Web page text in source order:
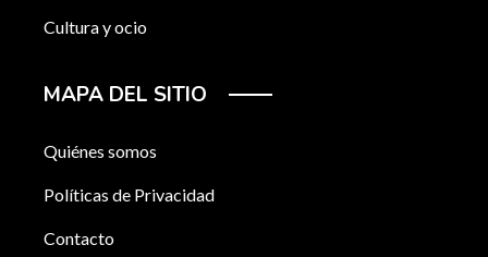
Cultura y ocio
MAPA DEL SITIO
Quiénes somos
Políticas de Privacidad
Contacto